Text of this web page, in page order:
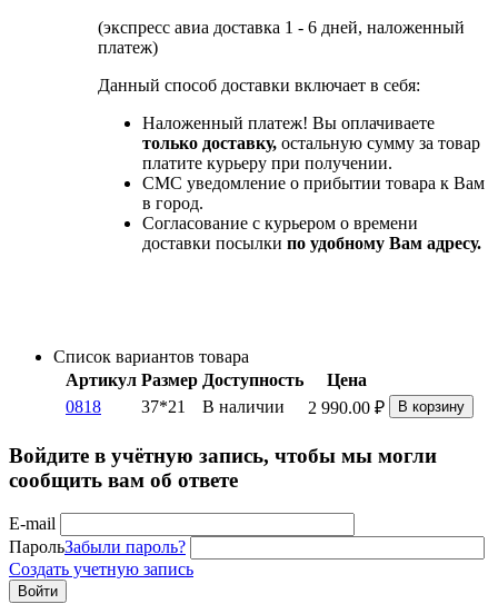
(экспресс авиа доставка 1 - 6 дней, наложенный
платеж)
Данный способ доставки включает в себя:
Наложенный платеж! Вы оплачиваете
только доставку, остальную сумму за товар
платите курьеру при получении.
СМС уведомление о прибытии товара к Вам
в город.
Согласование с курьером о времени
доставки посылки по удобному Вам адресу.
Список вариантов товара
Артикул Размер Доступность
Цена
0818
37*21 В наличии 2 990.00 ₽ В корзину
Войдите в учётную запись, чтобы мы могли
сообщить вам об ответе
E-mail
ПарольЗабыли пароль?
Создать учетную запись
Войти